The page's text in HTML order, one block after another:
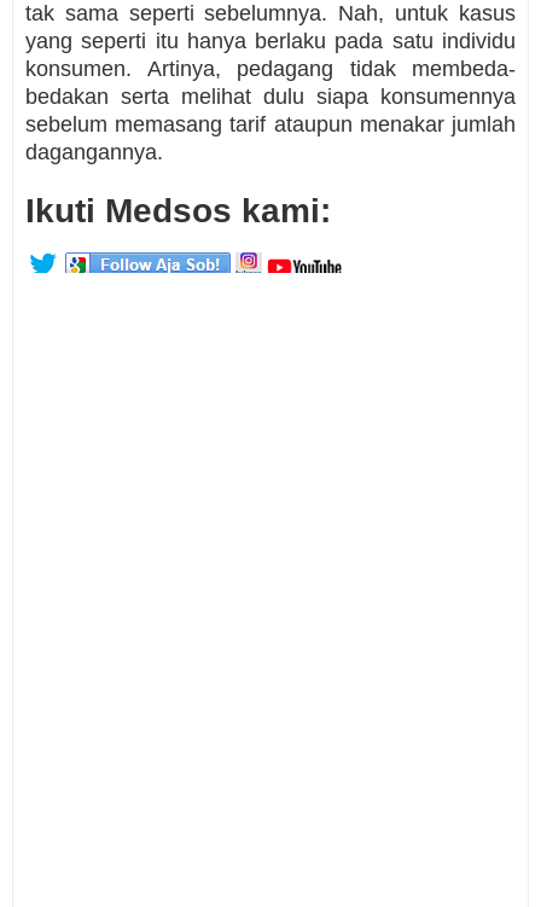
tak sama seperti sebelumnya. Nah, untuk kasus
yang seperti itu hanya berlaku pada satu individu
konsumen. Artinya, pedagang tidak membeda-
bedakan serta melihat dulu siapa konsumennya
sebelum memasang tarif ataupun menakar jumlah
dagangannya.
Ikuti Medsos kami: